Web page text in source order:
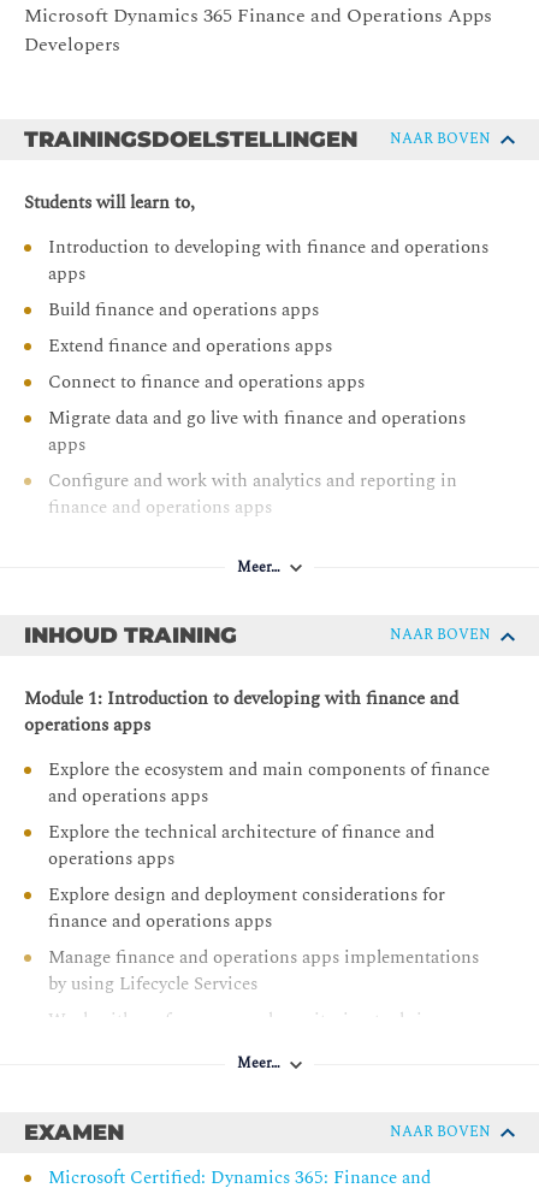
Microsoft Dynamics 365 Finance and Operations Apps
Developers
TRAININGSDOELSTELLINGEN NAAR BOVEN
Students will learn to,
Introduction to developing with finance and operations
apps
Build finance and operations apps
Extend finance and operations apps
Connect to finance and operations apps
Migrate data and go live with finance and operations
apps
Configure and work with analytics and reporting in
finance and operations apps
Meer…
INHOUD TRAINING NAAR BOVEN
Module 1: Introduction to developing with finance and
operations apps
Explore the ecosystem and main components of finance
and operations apps
Explore the technical architecture of finance and
operations apps
Explore design and deployment considerations for
finance and operations apps
Manage finance and operations apps implementations
by using Lifecycle Services
Work with performance and monitoring tools in
Explore the test framework and tools in finance and
operations apps
Meer…
EXAMEN NAAR BOVEN
Microsoft Certified: Dynamics 365: Finance and